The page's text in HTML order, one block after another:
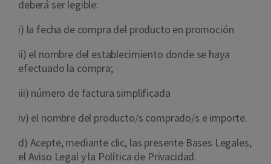
deberá ser legible:
i) la fecha de compra del producto en promoción
ii) el nombre del establecimiento donde se haya
efectuado la compra;
iii) número de factura simplificada
iv) el nombre del producto/s comprado/s e importe.
d) Acepte, mediante clic, las presente Bases Legales,
el Aviso Legal y la Política de Privacidad.